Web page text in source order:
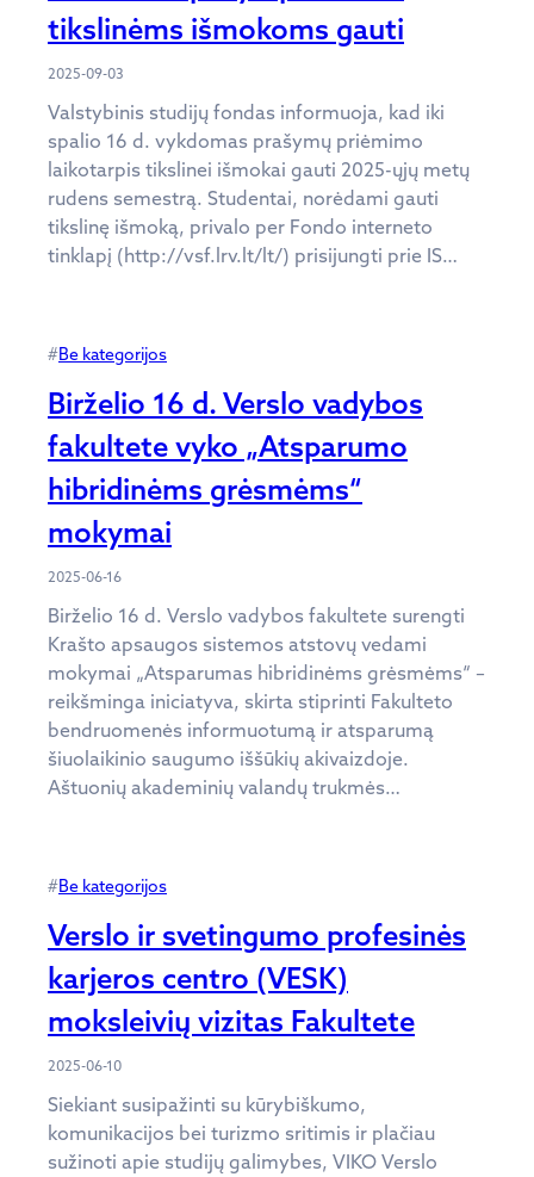
tikslinėms išmokoms gauti
2025-09-03
Valstybinis studijų fondas informuoja, kad iki
spalio 16 d. vykdomas prašymų priėmimo
laikotarpis tikslinei išmokai gauti 2025-ųjų metų
rudens semestrą. Studentai, norėdami gauti
tikslinę išmoką, privalo per Fondo interneto
tinklapį (http://vsf.lrv.lt/lt/) prisijungti prie IS…
#Be kategorijos
Birželio 16 d. Verslo vadybos
fakultete vyko „Atsparumo
hibridinėms grėsmėms“
mokymai
2025-06-16
Birželio 16 d. Verslo vadybos fakultete surengti
Krašto apsaugos sistemos atstovų vedami
mokymai „Atsparumas hibridinėms grėsmėms“ –
reikšminga iniciatyva, skirta stiprinti Fakulteto
bendruomenės informuotumą ir atsparumą
šiuolaikinio saugumo iššūkių akivaizdoje.
Aštuonių akademinių valandų trukmės…
#Be kategorijos
Verslo ir svetingumo profesinės
karjeros centro (VESK)
moksleivių vizitas Fakultete
2025-06-10
Siekiant susipažinti su kūrybiškumo,
komunikacijos bei turizmo sritimis ir plačiau
sužinoti apie studijų galimybes, VIKO Verslo